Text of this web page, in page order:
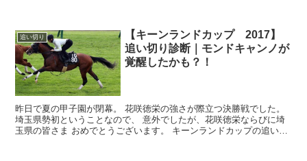
追い切り
【キーンランドカップ 2017】
追い切り診断｜モンドキャンノが
覚醒したかも？！
昨日で夏の甲子園が閉幕。 花咲徳栄の強さが際立つ決勝戦でした。
埼玉県勢初ということなので、 意外でしたが、花咲徳栄ならびに埼
玉県の皆さま おめでとうございます。 キーンランドカップの追い切